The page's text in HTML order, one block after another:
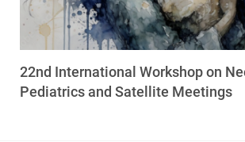
22nd International Workshop on
Pediatrics and Satellite Meetings